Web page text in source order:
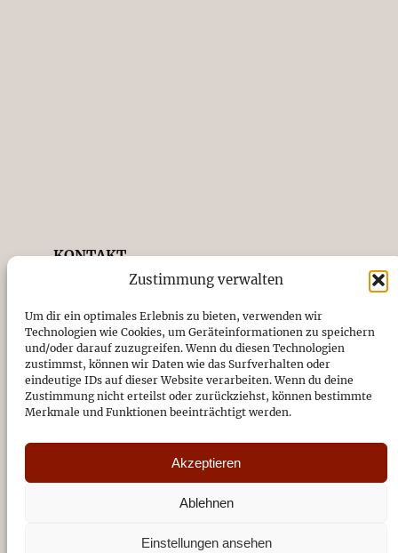
Zustimmung verwalten
Um dir ein optimales Erlebnis zu bieten, verwenden wir
Technologien wie Cookies, um Geräteinformationen zu speichern
und/oder darauf zuzugreifen. Wenn du diesen Technologien
zustimmst, können wir Daten wie das Surfverhalten oder
eindeutige IDs auf dieser Website verarbeiten. Wenn du deine
Zustimmung nicht erteilst oder zurückziehst, können bestimmte
Merkmale und Funktionen beeinträchtigt werden.
Akzeptieren
Ablehnen
Einstellungen ansehen
KONTAKT
Förderverein Musik in St. Antonius e.V.
Kirchstraße 14, 26871 Papenburg
04961/94720
DE89 2665 0001 1091 0787 49
Sparkasse Emsland